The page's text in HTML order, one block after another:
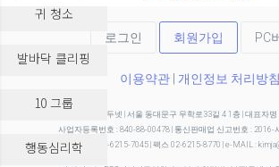
귀 청소
발바닥 클리핑
10 그룹
행동심리학
로그인 회원가입 PC
이용약관 개인정보 처리방침
(주)두넷 | 서울 동대문구 무학로33길 4 1층 | 대표자명
사업자등록번호 : 840-88-00478 | 통신판매업 신고번호 : 2016-
전화 02-6215-7045 | 팩스 02-6215-8770 | e-MAIL :